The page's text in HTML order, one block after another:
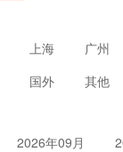
上海
广州
国外 其他
2026年09月